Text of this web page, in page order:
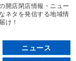
開店閉店情報・ニュー
ネタを発信する地域情
け！
ニュース